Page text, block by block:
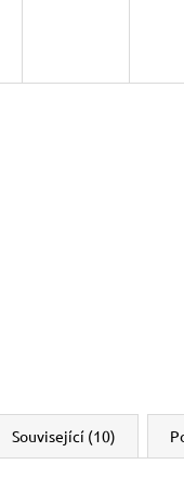
Související (10)